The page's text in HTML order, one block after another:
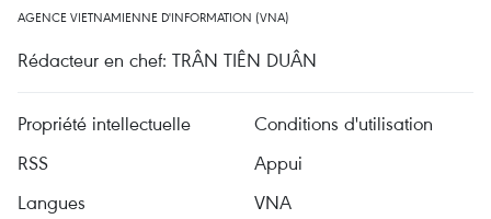
AGENCE VIETNAMIENNE D'INFORMATION (VNA)
Rédacteur en chef: TRÂN TIÊN DUÂN
Propriété intellectuelle
Conditions d'utilisation
RSS
Appui
Langues
VNA